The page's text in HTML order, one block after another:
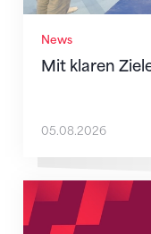
News
Mit klaren
05.08.2026
Neue